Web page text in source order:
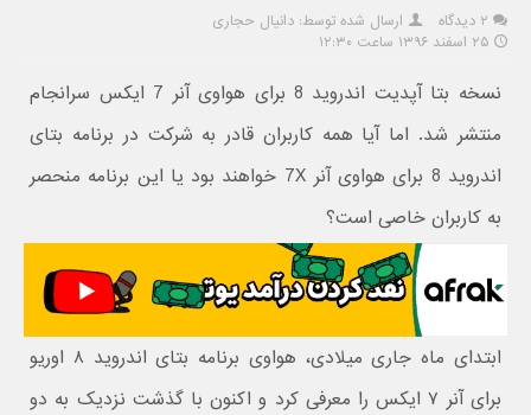
۲ دیدگاه
ارسال شده توسط: دانیال حجاری
۲۵ اسفند ۱۳۹۶ ساعت ۱۲:۳۰
نسخه بتا آپدیت اندروید 8 برای هواوی آنر 7 ایکس سرانجام
منتشر شد. اما آیا همه کاربران قادر به شرکت در برنامه بتای
اندروید 8 برای هواوی آنر 7X خواهند بود یا این برنامه منحصر
به کاربران خاصی است؟
ابتدای ماه جاری میلادی، هواوی برنامه بتای اندروید ۸ اوریو
برای آنر ۷ ایکس را معرفی کرد و اکنون با گذشت نزدیک به دو